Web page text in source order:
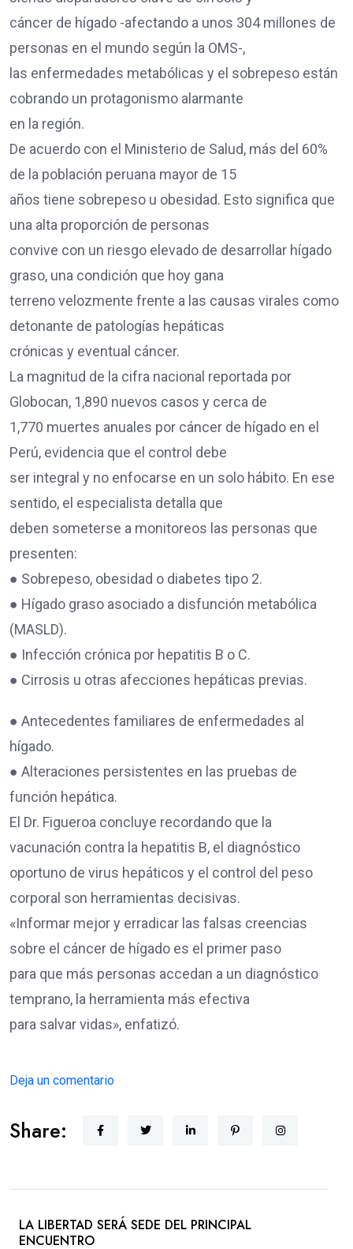
cáncer de hígado -afectando a unos 304 millones de
personas en el mundo según la OMS-,
las enfermedades metabólicas y el sobrepeso están
cobrando un protagonismo alarmante
en la región.
De acuerdo con el Ministerio de Salud, más del 60%
de la población peruana mayor de 15
años tiene sobrepeso u obesidad. Esto significa que
una alta proporción de personas
convive con un riesgo elevado de desarrollar hígado
graso, una condición que hoy gana
terreno velozmente frente a las causas virales como
detonante de patologías hepáticas
crónicas y eventual cáncer.
La magnitud de la cifra nacional reportada por
Globocan, 1,890 nuevos casos y cerca de
1,770 muertes anuales por cáncer de hígado en el
Perú, evidencia que el control debe
ser integral y no enfocarse en un solo hábito. En ese
sentido, el especialista detalla que
deben someterse a monitoreos las personas que
presenten:
● Sobrepeso, obesidad o diabetes tipo 2.
● Hígado graso asociado a disfunción metabólica
(MASLD).
● Infección crónica por hepatitis B o C.
● Cirrosis u otras afecciones hepáticas previas.
● Antecedentes familiares de enfermedades al
hígado.
● Alteraciones persistentes en las pruebas de
función hepática.
El Dr. Figueroa concluye recordando que la
vacunación contra la hepatitis B, el diagnóstico
oportuno de virus hepáticos y el control del peso
corporal son herramientas decisivas.
«Informar mejor y erradicar las falsas creencias
sobre el cáncer de hígado es el primer paso
para que más personas accedan a un diagnóstico
temprano, la herramienta más efectiva
para salvar vidas», enfatizó.
Deja un comentario
Share:
LA LIBERTAD SERÁ SEDE DEL PRINCIPAL
ENCUENTRO